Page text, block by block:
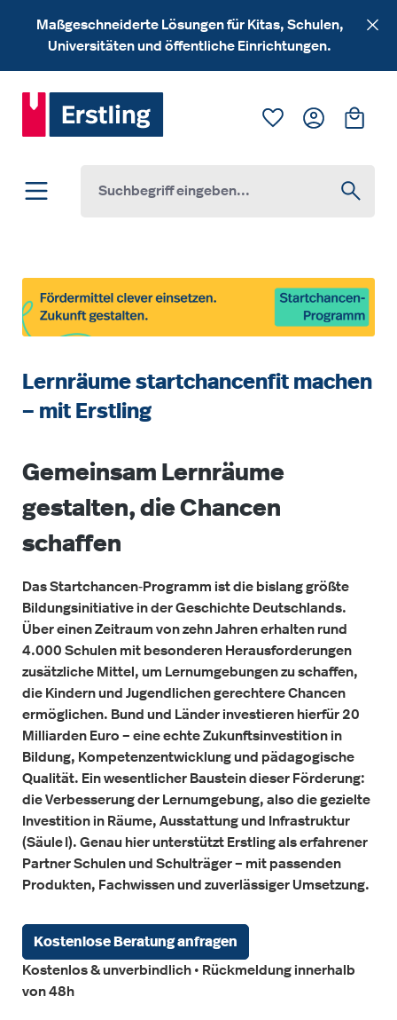
Zum Hauptinhalt springen
Maßgeschneiderte Lösungen für Kitas, Schulen,
Universitäten und öffentliche Einrichtungen.
Du hast 0
Lernräume startchancenfit machen
– mit Erstling
Gemeinsam Lernräume
gestalten, die Chancen
schaffen
Das Startchancen‑Programm ist die bislang größte
Bildungsinitiative in der Geschichte Deutschlands.
Über einen Zeitraum von zehn Jahren erhalten rund
4.000 Schulen mit besonderen Herausforderungen
zusätzliche Mittel, um Lernumgebungen zu schaffen,
die Kindern und Jugendlichen gerechtere Chancen
ermöglichen. Bund und Länder investieren hierfür 20
Milliarden Euro – eine echte Zukunftsinvestition in
Bildung, Kompetenzentwicklung und pädagogische
Qualität. Ein wesentlicher Baustein dieser Förderung:
die Verbesserung der Lernumgebung, also die gezielte
Investition in Räume, Ausstattung und Infrastruktur
(Säule I). Genau hier unterstützt Erstling als erfahrener
Partner Schulen und Schulträger – mit passenden
Produkten, Fachwissen und zuverlässiger Umsetzung.
Kostenlose Beratung anfragen
Kostenlos & unverbindlich • Rückmeldung innerhalb
von 48h